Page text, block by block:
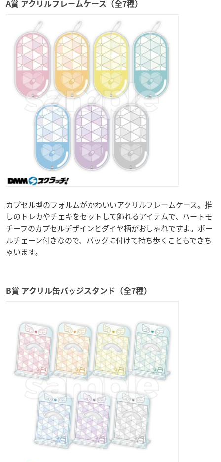
A賞 アクリルフレームケース（全7種）
カプセル型のフォルムがかわいいアクリルフレームケース。推
しのトレカやチェキをセットして飾れるアイテムで、ハートモ
チーフのカプセルデザインとダイヤ柄がおしゃれですよ。ボー
ルチェーン付きなので、バッグに付けて持ち歩くこともできち
ゃいます。
B賞 アクリル缶バッジスタンド（全7種）